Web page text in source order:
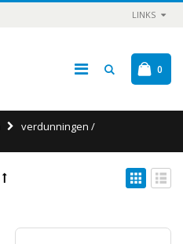
LINKS
0
verdunningen /